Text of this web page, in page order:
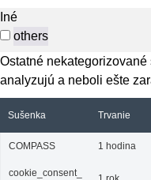
Iné
others
Ostatné
analyzujú a neboli ešte
Sušenka Trvanie
COMPASS 1 hodina
cookie_consent_